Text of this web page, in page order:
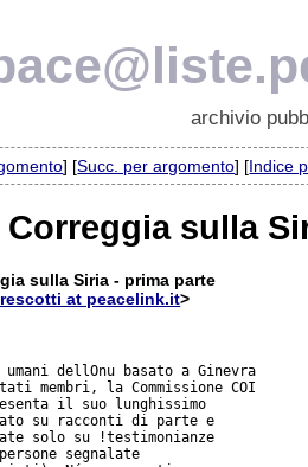
archivio
] [Succ. per argomento] [Indice
sulla
sulla Siria - prima parte
at peacelink.it>
dellOnu basato a Ginevra
membri, la Commissione COI
il suo lunghissimo
su racconti di parte e
solo su !testimonianze
segnalate